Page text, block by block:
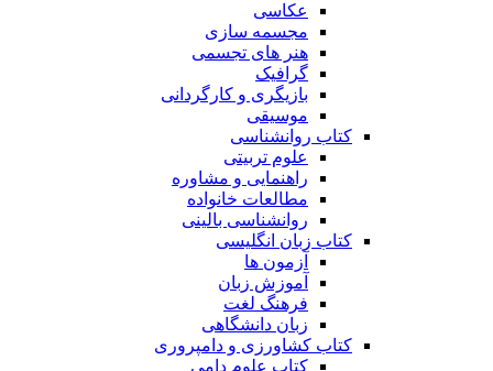
عکاسی
مجسمه سازی
هنر های تجسمی
گرافیک
بازیگری و کارگردانی
موسیقی
کتاب روانشناسی
علوم تربیتی
راهنمایی و مشاوره
مطالعات خانواده
روانشناسی بالینی
کتاب زبان انگلیسی
آزمون ها
آموزش زبان
فرهنگ لغت
زبان دانشگاهی
کتاب کشاورزی و دامپروری
کتاب علوم دامی